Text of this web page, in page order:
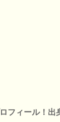
フィール！出